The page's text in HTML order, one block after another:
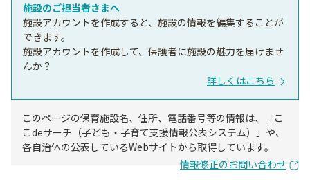
施設のご担当者さまへ
施設アカウントを作成すると、施設の情報を編集することが
できます。
施設アカウントを作成して、保護者に施設の魅力を届けませ
んか？
詳しくはこちら
このページの保育施設名、住所、電話番号等の情報は、「こ
こdeサーチ（子ども・子育て支援情報公表システム）」や、
各自治体の公表しているWebサイトから取得しています。
情報修正のお問い合わせ